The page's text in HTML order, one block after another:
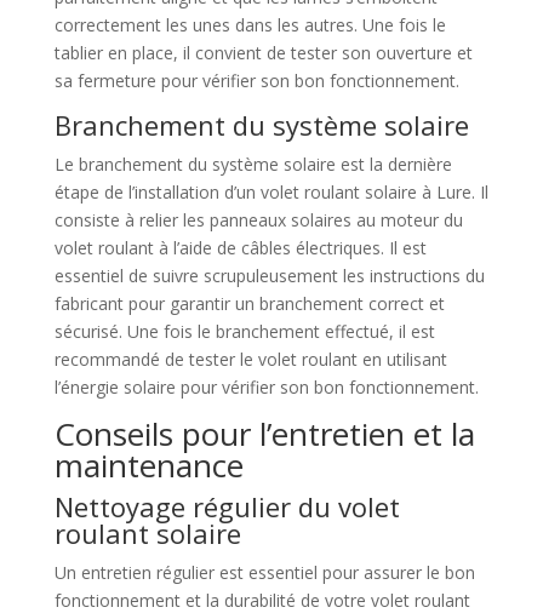
correctement les unes dans les autres. Une fois le
tablier en place, il convient de tester son ouverture et
sa fermeture pour vérifier son bon fonctionnement.
Branchement du système solaire
Le branchement du système solaire est la dernière
étape de l’installation d’un volet roulant solaire à Lure. Il
consiste à relier les panneaux solaires au moteur du
volet roulant à l’aide de câbles électriques. Il est
essentiel de suivre scrupuleusement les instructions du
fabricant pour garantir un branchement correct et
sécurisé. Une fois le branchement effectué, il est
recommandé de tester le volet roulant en utilisant
l’énergie solaire pour vérifier son bon fonctionnement.
Conseils pour l’entretien et la
maintenance
Nettoyage régulier du volet
roulant solaire
Un entretien régulier est essentiel pour assurer le bon
fonctionnement et la durabilité de votre volet roulant